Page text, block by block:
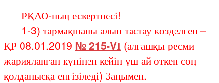
РҚАО-ның ескертпесі!
1-3) тармақшаны алып тастау көзделген –
ҚР 08.01.2019 № 215-VІ (алғашқы ресми
жарияланған күнінен кейін үш ай өткен соң
қолданысқа енгізіледі) Заңымен.